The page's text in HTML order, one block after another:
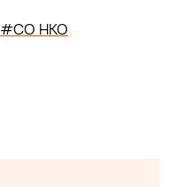
#СО НКО